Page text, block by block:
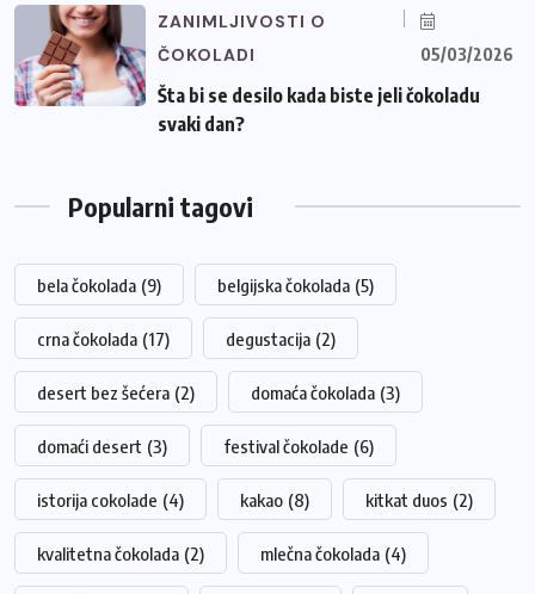
ZANIMLJIVOSTI O
ČOKOLADI
05/03/2026
Šta bi se desilo kada biste jeli čokoladu
svaki dan?
Popularni tagovi
bela čokolada (9) belgijska čokolada (5)
crna čokolada (17) degustacija (2)
desert bez šećera (2) domaća čokolada (3)
domaći desert (3) festival čokolade (6)
istorija cokolade (4) kakao (8) kitkat duos (2)
kvalitetna čokolada (2) mlečna čokolada (4)